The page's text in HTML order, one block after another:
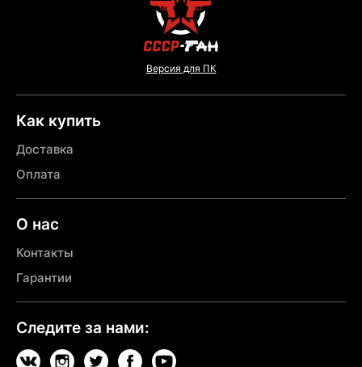
Версия для ПК
Как купить
Доставка
Оплата
О нас
Контакты
Гарантии
Следите за нами: